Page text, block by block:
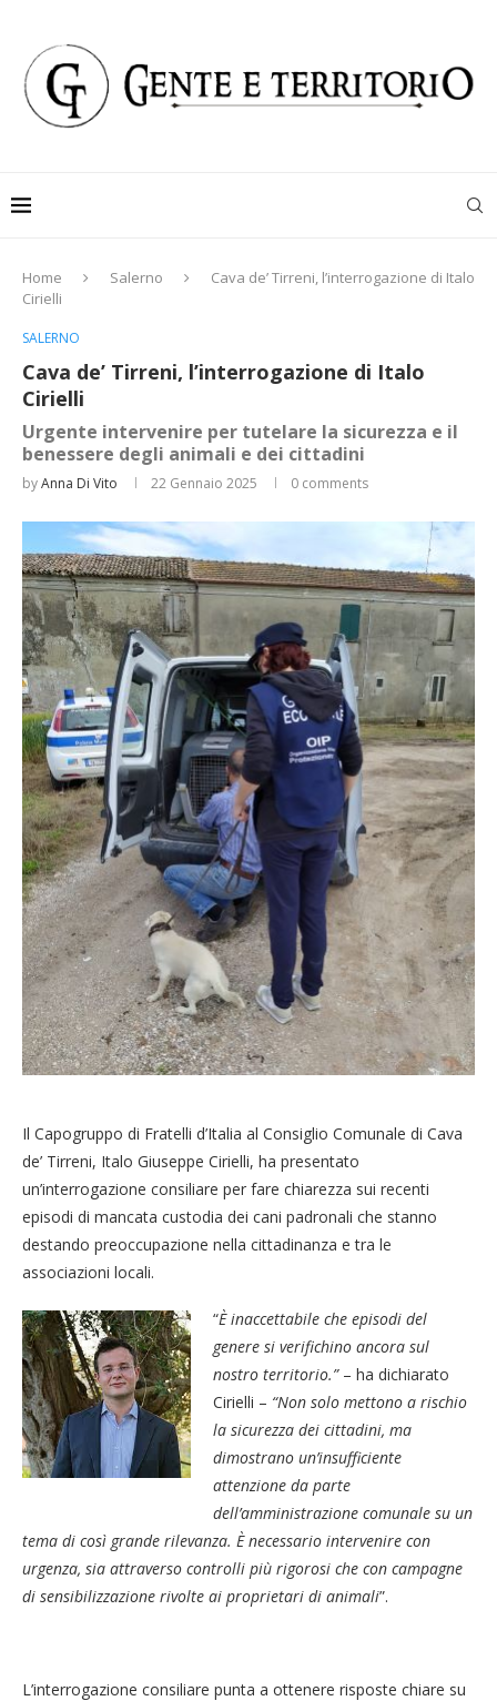
Home Salerno
Cava de’ Tirreni, l’interrogazione di Italo
Cirielli
SALERNO
Cava de’ Tirreni, l’interrogazione di Italo
Cirielli
Urgente intervenire per tutelare la sicurezza e il
benessere degli animali e dei cittadini
byAnna Di Vito 22 Gennaio 2025 0 comments
Il Capogruppo di Fratelli d’Italia al Consiglio Comunale di Cava
de’ Tirreni, Italo Giuseppe Cirielli, ha presentato
un’interrogazione consiliare per fare chiarezza sui recenti
episodi di mancata custodia dei cani padronali che stanno
destando preoccupazione nella cittadinanza e tra le
associazioni locali.
“È inaccettabile che episodi del
genere si verifichino ancora sul
nostro territorio.” – ha dichiarato
Cirielli – “Non solo mettono a rischio
la sicurezza dei cittadini, ma
dimostrano un’insufficiente
attenzione da parte
dell’amministrazione comunale su un
tema di così grande rilevanza. È necessario intervenire con
urgenza, sia attraverso controlli più rigorosi che con campagne
di sensibilizzazione rivolte ai proprietari di animali”.
L’interrogazione consiliare punta a ottenere risposte chiare su